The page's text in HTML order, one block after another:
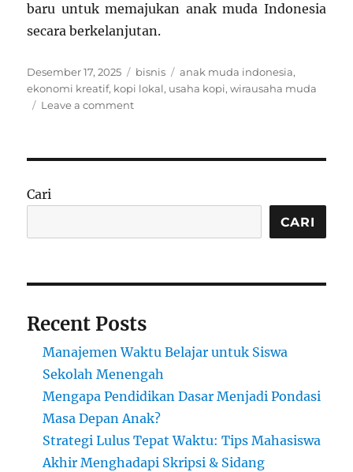
baru untuk memajukan anak muda Indonesia
secara berkelanjutan.
Posted
on
Desember 17, 2025 Categories
bisnis Tags
anak muda indonesia,
ekonomi kreatif, kopi lokal, usaha kopi,wirausaha muda
Leave a commenton
Nyata
Generasi
Cari
CARI
Recent Posts
Manajemen Waktu Belajar untuk Siswa
Sekolah Menengah
Mengapa Pendidikan Dasar Menjadi Pondasi
Masa Depan Anak?
Strategi Lulus Tepat Waktu: Tips Mahasiswa
Akhir Menghadapi Skripsi & Sidang